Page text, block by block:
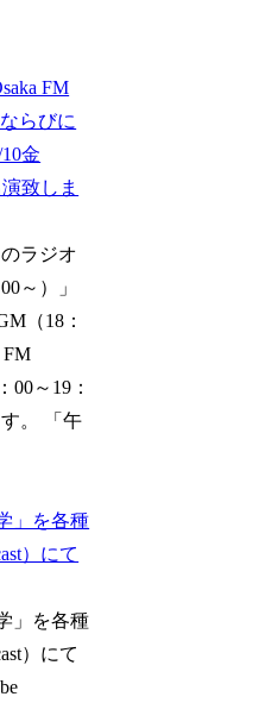
FM
らびに
金
致しま
ラジオ
～）」
（18：
FM
～19：
。 「午
」を各種
）にて
」を各種
）にて